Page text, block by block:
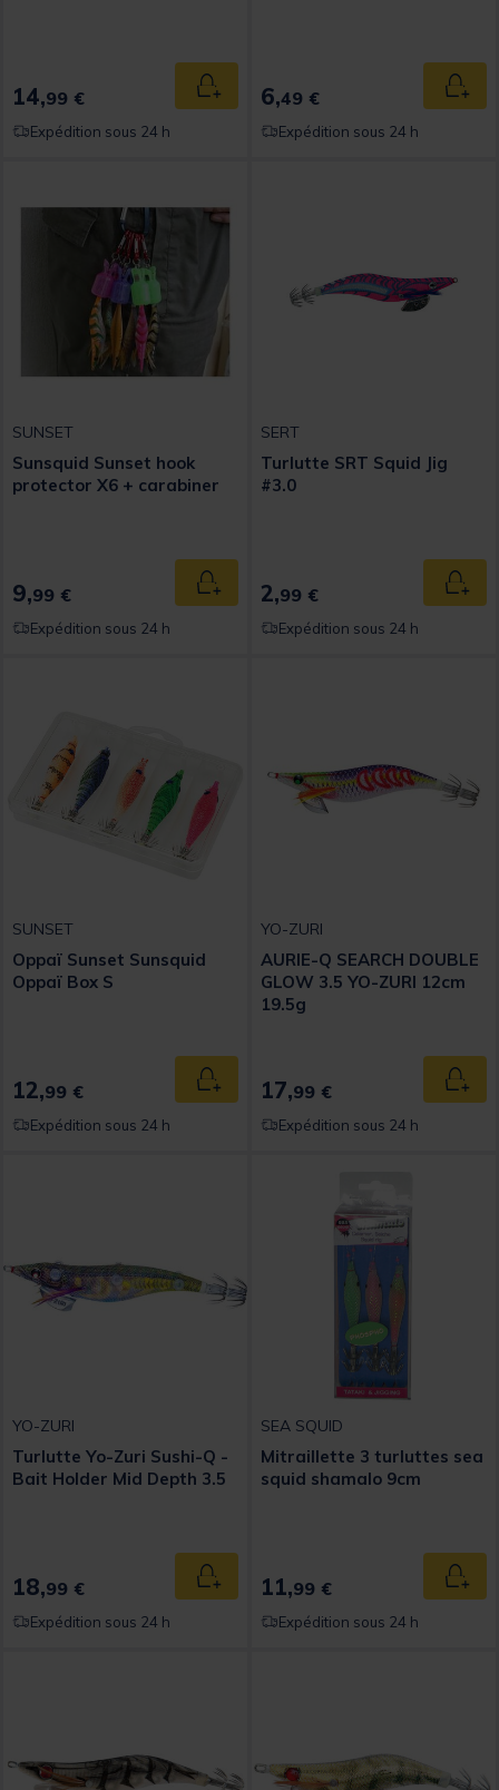
14,99 € Ajouter au panier
Expédition sous 24 h
6,49 €
Expédition sous 24 h
SUNSET
Sunsquid Sunset hook
protector X6 + carabiner
9,99 € Ajouter au panier
Expédition sous 24 h
SERT
Turlutte SRT Squid Jig
#3.0
2,99 €
Expédition sous 24 h
SUNSET
Oppaï Sunset Sunsquid
Oppaï Box S
12,99 € Ajouter au panier
Expédition sous 24 h
YO-ZURI
AURIE-Q SEARCH DOUBLE
GLOW 3.5 YO-ZURI 12cm
19.5g
17,99 €
Expédition sous 24 h
YO-ZURI
Turlutte Yo-Zuri Sushi-Q -
Bait Holder Mid Depth 3.5
18,99 € Ajouter au panier
Expédition sous 24 h
SEA SQUID
Mitraillette 3 turluttes sea
squid shamalo 9cm
11,99 €
Expédition sous 24 h